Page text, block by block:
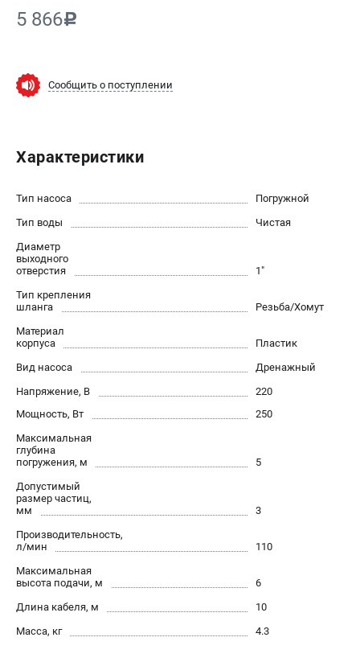
СЕРВИС
Сервисный центр
ИНФОРМАЦИЯ
Юридическим лицам
Контакты
Правила обмена и возврата
О компании
Политика обработки персональных данных
Новости
СЕТЕВОЙ ЭЛЕКТРОИНСТРУМЕНТ
Угловые шлифмашины (УШМ)
Перфораторы
Дрели
Лобзики
Пылесосы
5 866c
Сообщить о поступлении
Характеристики
Тип насоса
Погружной
Тип воды
Чистая
Диаметр
выходного
отверстия
1"
Тип крепления
шланга
Резьба/Хомут
Материал
корпуса
Пластик
Вид насоса
Дренажный
Напряжение, В
220
Мощность, Вт
250
Максимальная
глубина
погружения, м
5
Допустимый
размер частиц,
мм
3
Производительность,
л/мин
110
Максимальная
высота подачи, м
6
Длина кабеля, м
10
Масса, кг
4.3